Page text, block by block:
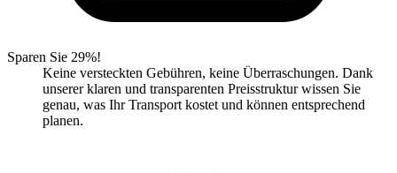
Sparen Sie 29%!
Keine versteckten Gebühren, keine Überraschungen. Dank
unserer klaren und transparenten Preisstruktur wissen Sie
genau, was Ihr Transport kostet und können entsprechend
planen.